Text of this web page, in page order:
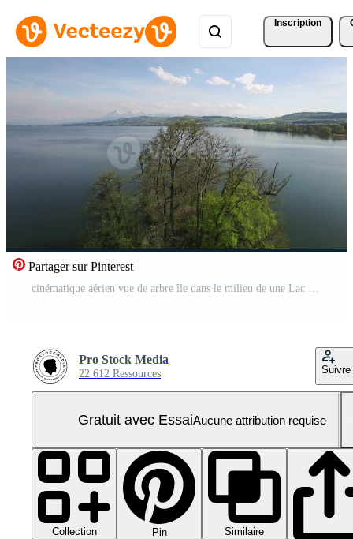
Inscription
Partager sur Pinterest
cinématique aérien vue de arbre île dans le milieu de une Lac paysage paysage Vidéo Pro
Pro Stock Media
22 612 Ressources Suivre
Gratuit avec EssaiAucune attribution requise
Collection Pin
Similaire